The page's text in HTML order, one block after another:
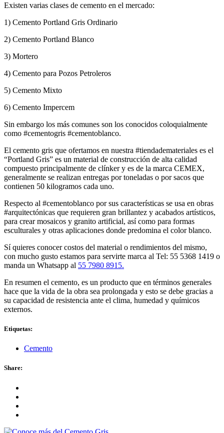
Existen varias clases de cemento en el mercado:
1) Cemento Portland Gris Ordinario
2) Cemento Portland Blanco
3) Mortero
4) Cemento para Pozos Petroleros
5) Cemento Mixto
6) Cemento Impercem
Sin embargo los más comunes son los conocidos coloquialmente
como #cementogris #cementoblanco.
El cemento gris que ofertamos en nuestra #tiendademateriales es el
“Portland Gris” es un material de construcción de alta calidad
compuesto principalmente de clínker y es de la marca CEMEX,
generalmente se realizan entregas por toneladas o por sacos que
contienen 50 kilogramos cada uno.
Respecto al #cementoblanco por sus características se usa en obras
#arquitectónicas que requieren gran brillantez y acabados artísticos,
para crear mosaicos y granito artificial, así como para formas
esculturales y otras aplicaciones donde predomina el color blanco.
Sí quieres conocer costos del material o rendimientos del mismo,
con mucho gusto estamos para servirte marca al Tel: 55 5368 1419 o
manda un Whatsapp al 55 7980 8915.
En resumen el cemento, es un producto que en términos generales
hace que la vida de la obra sea prolongada y esto se debe gracias a
su capacidad de resistencia ante el clima, humedad y químicos
externos.
Etiquetas:
Cemento
Share: